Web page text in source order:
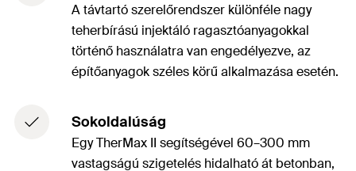
A távtartó szerelőrendszer különféle nagy
teherbírású injektáló ragasztóanyagokkal
történő használatra van engedélyezve, az
építőanyagok széles körű alkalmazása esetén.
Sokoldalúság
Egy TherMax II segítségével 60–300 mm
vastagságú szigetelés hidalható át betonban,